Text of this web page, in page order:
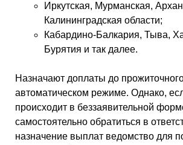
Иркутская, Мурманская,
Калининградская области;
Кабардино-Балкария, Тыва,
Бурятия и так далее.
Назначают доплаты до
автоматическом режиме. Однако,
происходит в беззаявительной
самостоятельно обратиться в
назначение выплат ведомство для